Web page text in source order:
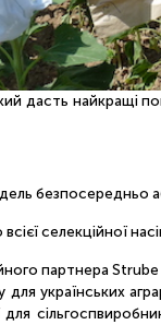
дасть найкращі
безпосередньо
селекційної
партнера
українських